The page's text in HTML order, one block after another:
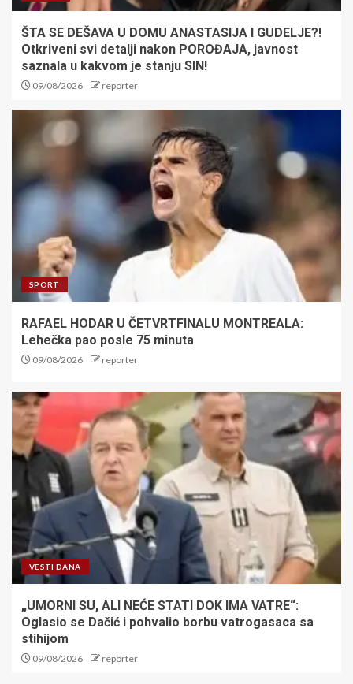
ŠTA SE DEŠAVA U DOMU ANASTASIJA I GUDELJE?!
Otkriveni svi detalji nakon POROĐAJA, javnost
saznala u kakvom je stanju SIN!
09/08/2026 reporter
SPORT
RAFAEL HODAR U ČETVRTFINALU MONTREALA:
Lehečka pao posle 75 minuta
09/08/2026 reporter
VESTI DANA
„UMORNI SU, ALI NEĆE STATI DOK IMA VATRE“:
Oglasio se Dačić i pohvalio borbu vatrogasaca sa
stihijom
09/08/2026 reporter